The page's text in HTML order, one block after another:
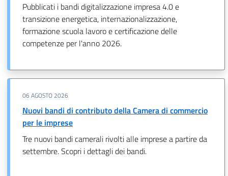
Pubblicati i bandi digitalizzazione impresa 4.0 e
transizione energetica, internazionalizzazione,
formazione scuola lavoro e certificazione delle
competenze per l'anno 2026.
06 AGOSTO 2026
Nuovi bandi di contributo della Camera di commercio
per le imprese
Tre nuovi bandi camerali rivolti alle imprese a partire da
settembre. Scopri i dettagli dei bandi.